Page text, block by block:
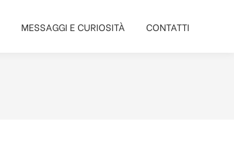
MESSAGGI E CURIOSITÀ CONTATTI
MESSAGGI E CURIOSITÀ